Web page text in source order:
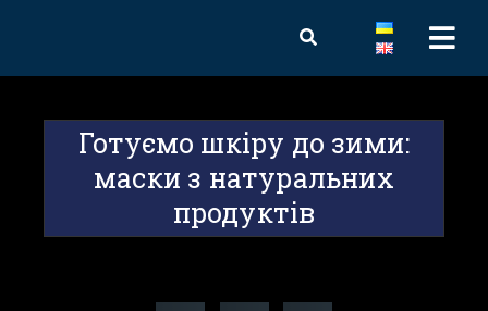
Готуємо шкіру до зими:
маски з натуральних
продуктів